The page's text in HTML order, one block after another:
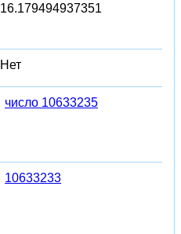
16.179494937351
Нет
число 10633235
10633233